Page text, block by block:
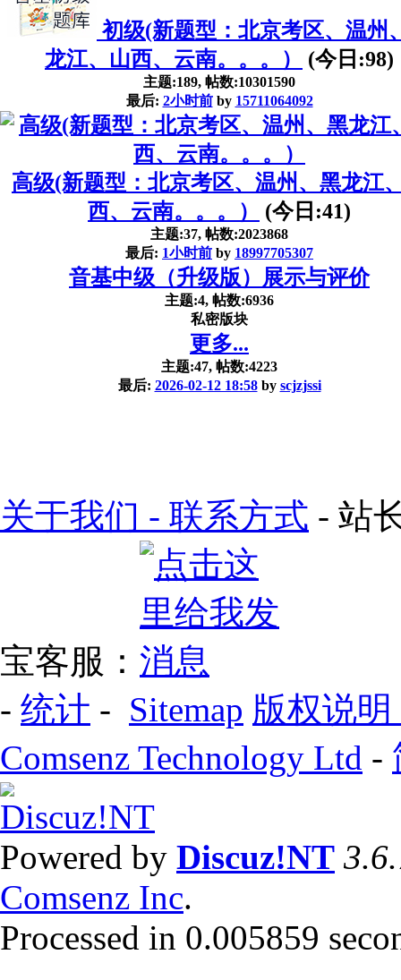
初级(新题型：北京考区、温州
龙江、山西、云南。。。）
(今日:98)
主题:189, 帖数:10301590
最后: 2小时前by 15711064092
高级(新题型：北京考区、温州、黑龙江
西、云南。。。）
(今日:41)
主题:37, 帖数:2023868
最后: 1小时前 by 18997705307
音基中级（升级版）展示与评价
主题:4, 帖数:6936
私密版块
更多...
主题:47, 帖数:4223
最后: 2026-02-12 18:58by scjzjssi
关于我们 - 联系方式 - 站
宝客服：
- 统计 - Sitemap 版权说明
Comsenz Technology Ltd -
Powered by Discuz!NT
Comsenz Inc.
Processed in 0.005859